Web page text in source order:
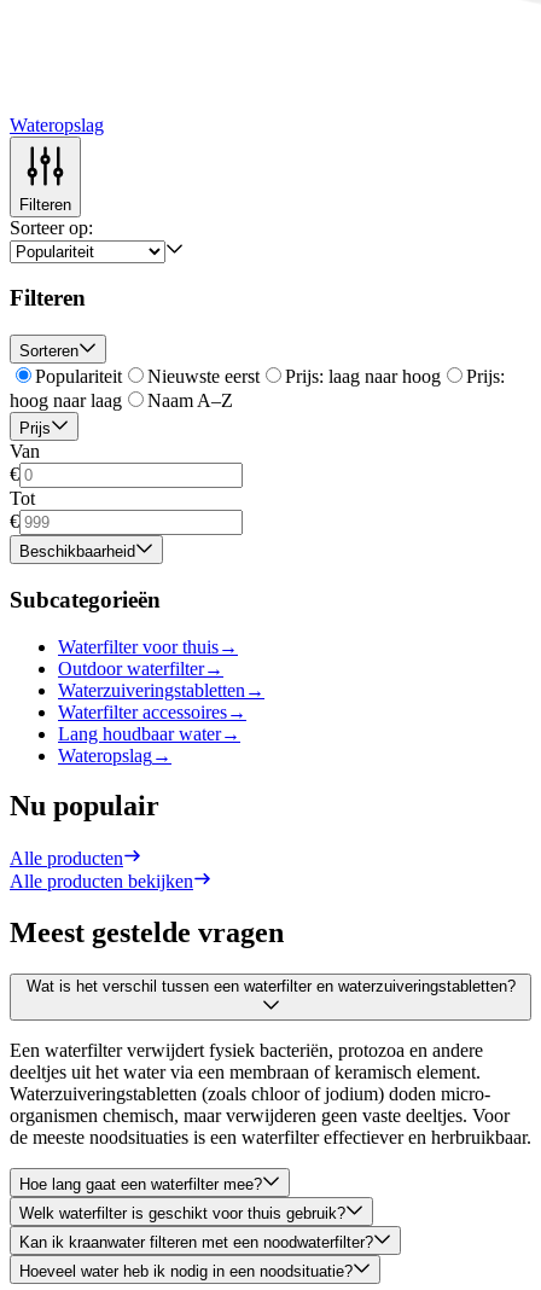
Wateropslag
Filteren
Sorteer op:
Filteren
Sorteren
Populariteit Nieuwste eerst Prijs: laag naar hoog
Prijs:
hoog naar laag
Naam A–Z
Prijs
Van
€
Tot
€
Beschikbaarheid
Subcategorieën
Waterfilter voor thuis→
Outdoor waterfilter→
Waterzuiveringstabletten →
Waterfilter accessoires→
Lang houdbaar water→
Wateropslag→
Nu populair
Alle producten
Alle producten bekijken
Meest gestelde vragen
Wat is het verschil tussen een waterfilter en waterzuiveringstabletten?
Een waterfilter verwijdert fysiek bacteriën, protozoa en andere
deeltjes uit het water via een membraan of keramisch element.
Waterzuiveringstabletten (zoals chloor of jodium) doden micro-
organismen chemisch, maar verwijderen geen vaste deeltjes. Voor
de meeste noodsituaties is een waterfilter effectiever en herbruikbaar.
Hoe lang gaat een waterfilter mee?
Welk waterfilter is geschikt voor thuis gebruik?
Kan ik kraanwater filteren met een noodwaterfilter?
Hoeveel water heb ik nodig in een noodsituatie?